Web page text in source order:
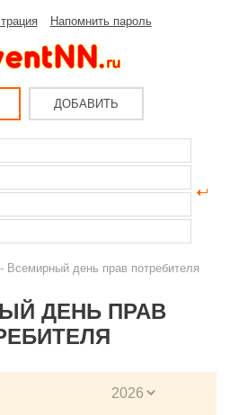
Напомнить пароль
ДОБАВИТЬ
- Всемирный день прав потребителя
ДЕНЬ ПРАВ